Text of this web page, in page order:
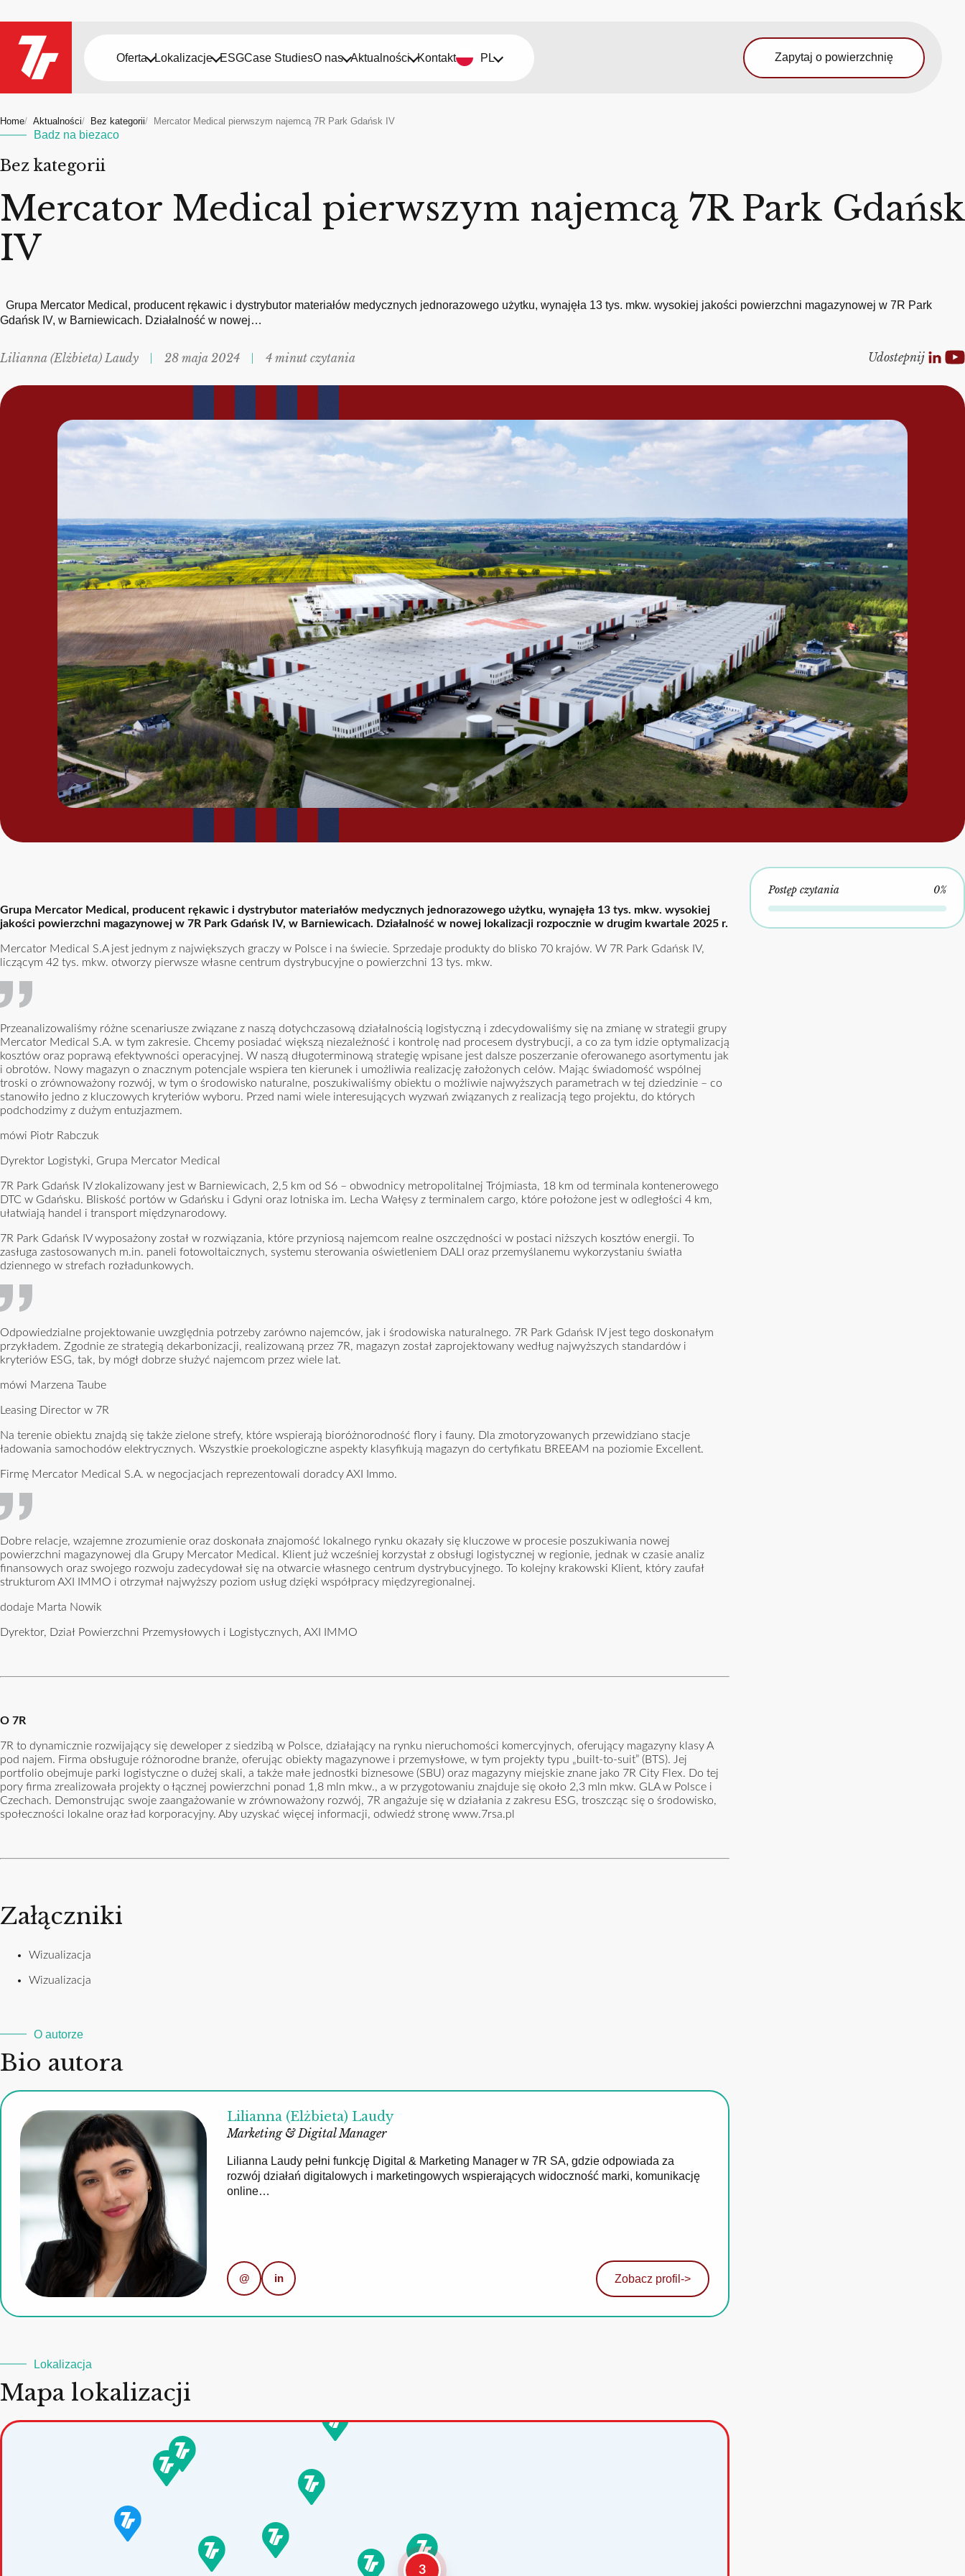
Oferta Lokalizacje ESGCase StudiesO nas Aktualności Kontakt PL Zapytaj o powierzchnię
Home Aktualności Bez kategorii Mercator Medical pierwszym najemcą 7R Park Gdańsk IV
Badz na biezaco
Bez kategorii
Mercator Medical pierwszym najemcą 7R Park Gdańsk
IV
Grupa Mercator Medical, producent rękawic i dystrybutor materiałów medycznych jednorazowego użytku, wynajęła 13 tys. mkw. wysokiej jakości powierzchni magazynowej w 7R Park
Gdańsk IV, w Barniewicach. Działalność w nowej…
Lilianna (Elżbieta) Laudy 28 maja 2024 4 minut czytania Udostepnij
Grupa Mercator Medical, producent rękawic i dystrybutor materiałów medycznych jednorazowego użytku, wynajęła 13 tys. mkw. wysokiej
jakości powierzchni magazynowej w 7R Park Gdańsk IV, w Barniewicach. Działalność w nowej lokalizacji rozpocznie w drugim kwartale 2025 r.
Mercator Medical S.A jest jednym z największych graczy w Polsce i na świecie. Sprzedaje produkty do blisko 70 krajów. W 7R Park Gdańsk IV,
liczącym 42 tys. mkw. otworzy pierwsze własne centrum dystrybucyjne o powierzchni 13 tys. mkw.
Przeanalizowaliśmy różne scenariusze związane z naszą dotychczasową działalnością logistyczną i zdecydowaliśmy się na zmianę w strategii grupy
Mercator Medical S.A. w tym zakresie. Chcemy posiadać większą niezależność i kontrolę nad procesem dystrybucji, a co za tym idzie optymalizacją
kosztów oraz poprawą efektywności operacyjnej. W naszą długoterminową strategię wpisane jest dalsze poszerzanie oferowanego asortymentu jak
i obrotów. Nowy magazyn o znacznym potencjale wspiera ten kierunek i umożliwia realizację założonych celów. Mając świadomość wspólnej
troski o zrównoważony rozwój, w tym o środowisko naturalne, poszukiwaliśmy obiektu o możliwie najwyższych parametrach w tej dziedzinie – co
stanowiło jedno z kluczowych kryteriów wyboru. Przed nami wiele interesujących wyzwań związanych z realizacją tego projektu, do których
podchodzimy z dużym entuzjazmem.
mówi Piotr Rabczuk
Dyrektor Logistyki, Grupa Mercator Medical
7R Park Gdańsk IV zlokalizowany jest w Barniewicach, 2,5 km od S6 – obwodnicy metropolitalnej Trójmiasta, 18 km od terminala kontenerowego
DTC w Gdańsku. Bliskość portów w Gdańsku i Gdyni oraz lotniska im. Lecha Wałęsy z terminalem cargo, które położone jest w odległości 4 km,
ułatwiają handel i transport międzynarodowy.
7R Park Gdańsk IV wyposażony został w rozwiązania, które przyniosą najemcom realne oszczędności w postaci niższych kosztów energii. To
zasługa zastosowanych m.in. paneli fotowoltaicznych, systemu sterowania oświetleniem DALI oraz przemyślanemu wykorzystaniu światła
dziennego w strefach rozładunkowych.
Odpowiedzialne projektowanie uwzględnia potrzeby zarówno najemców, jak i środowiska naturalnego. 7R Park Gdańsk IV jest tego doskonałym
przykładem. Zgodnie ze strategią dekarbonizacji, realizowaną przez 7R, magazyn został zaprojektowany według najwyższych standardów i
kryteriów ESG, tak, by mógł dobrze służyć najemcom przez wiele lat.
mówi Marzena Taube
Leasing Director w 7R
Na terenie obiektu znajdą się także zielone strefy, które wspierają bioróżnorodność flory i fauny. Dla zmotoryzowanych przewidziano stacje
ładowania samochodów elektrycznych. Wszystkie proekologiczne aspekty klasyfikują magazyn do certyfikatu BREEAM na poziomie Excellent.
Firmę Mercator Medical S.A. w negocjacjach reprezentowali doradcy AXI Immo.
Dobre relacje, wzajemne zrozumienie oraz doskonała znajomość lokalnego rynku okazały się kluczowe w procesie poszukiwania nowej
powierzchni magazynowej dla Grupy Mercator Medical. Klient już wcześniej korzystał z obsługi logistycznej w regionie, jednak w czasie analiz
finansowych oraz swojego rozwoju zadecydował się na otwarcie własnego centrum dystrybucyjnego. To kolejny krakowski Klient, który zaufał
strukturom AXI IMMO i otrzymał najwyższy poziom usług dzięki współpracy międzyregionalnej.
dodaje Marta Nowik
Dyrektor, Dział Powierzchni Przemysłowych i Logistycznych, AXI IMMO
O 7R
7R to dynamicznie rozwijający się deweloper z siedzibą w Polsce, działający na rynku nieruchomości komercyjnych, oferujący magazyny klasy A
pod najem. Firma obsługuje różnorodne branże, oferując obiekty magazynowe i przemysłowe, w tym projekty typu „built-to-suit” (BTS). Jej
portfolio obejmuje parki logistyczne o dużej skali, a także małe jednostki biznesowe (SBU) oraz magazyny miejskie znane jako 7R City Flex. Do tej
pory firma zrealizowała projekty o łącznej powierzchni ponad 1,8 mln mkw., a w przygotowaniu znajduje się około 2,3 mln mkw. GLA w Polsce i
Czechach. Demonstrując swoje zaangażowanie w zrównoważony rozwój, 7R angażuje się w działania z zakresu ESG, troszcząc się o środowisko,
społeczności lokalne oraz ład korporacyjny. Aby uzyskać więcej informacji, odwiedź stronę www.7rsa.pl
Załączniki
Wizualizacja
Wizualizacja
O autorze
Bio autora
Lilianna (Elżbieta) Laudy
Marketing & Digital Manager
Lilianna Laudy pełni funkcję Digital & Marketing Manager w 7R SA, gdzie odpowiada za
rozwój działań digitalowych i marketingowych wspierających widoczność marki, komunikację
online…
@ in Zobacz profil ->
Lokalizacja
Mapa lokalizacji
3
Postęp czytania 0%